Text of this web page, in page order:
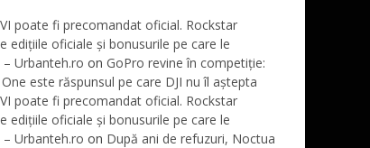
poate fi precomandat oficial. Rockstar
edițiile oficiale și bonusurile pe care le
Urbanteh.ro on GoPro revine în competiție:
este răspunsul pe care DJI nu îl aștepta
poate fi precomandat oficial. Rockstar
edițiile oficiale și bonusurile pe care le
Urbanteh.ro on După ani de refuzuri, Noctua